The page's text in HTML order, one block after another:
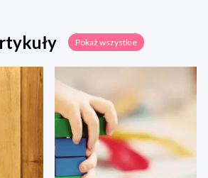
Pokaż wszystkie